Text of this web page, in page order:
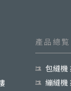
產品總覧
包縫機
繃縫機